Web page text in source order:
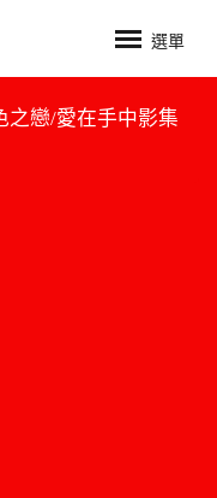
選單
之戀/愛在手中影集